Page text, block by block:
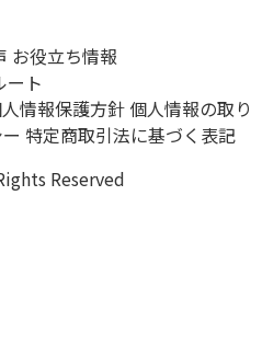
お役立ち情報
ート
情報保護方針 個人情報の取り
特定商取引法に基づく表記
Reserved